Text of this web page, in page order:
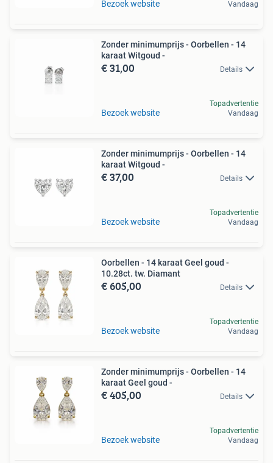
Bezoek website
Vandaag
Zonder minimumprijs - Oorbellen - 14
karaat Witgoud -
€ 31,00 Details
Bezoek website
Topadvertentie
Vandaag
Zonder minimumprijs - Oorbellen - 14
karaat Witgoud -
€ 37,00 Details
Bezoek website
Topadvertentie
Vandaag
Oorbellen - 14 karaat Geel goud -
10.28ct. tw. Diamant
€ 605,00 Details
Bezoek website
Topadvertentie
Vandaag
Zonder minimumprijs - Oorbellen - 14
karaat Geel goud -
€ 405,00 Details
Bezoek website
Topadvertentie
Vandaag